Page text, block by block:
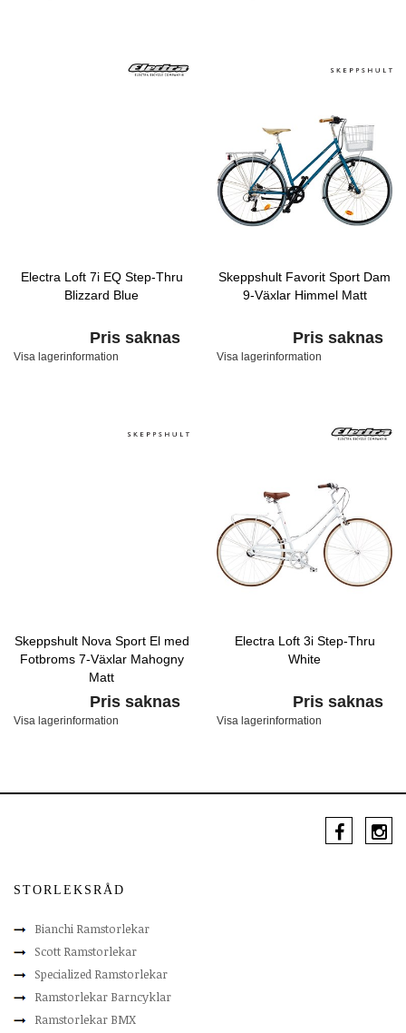
Electra Loft 7i EQ Step-Thru
Blizzard Blue
Pris saknas
Visa lagerinformation
Skeppshult Favorit Sport Dam
9-Växlar Himmel Matt
Pris saknas
Visa lagerinformation
Skeppshult Nova Sport El med
Fotbroms 7-Växlar Mahogny
Matt
Pris saknas
Visa lagerinformation
Electra Loft 3i Step-Thru
White
Pris saknas
Visa lagerinformation
STORLEKSRÅD
Bianchi Ramstorlekar
Scott Ramstorlekar
Specialized Ramstorlekar
Ramstorlekar Barncyklar
Ramstorlekar BMX